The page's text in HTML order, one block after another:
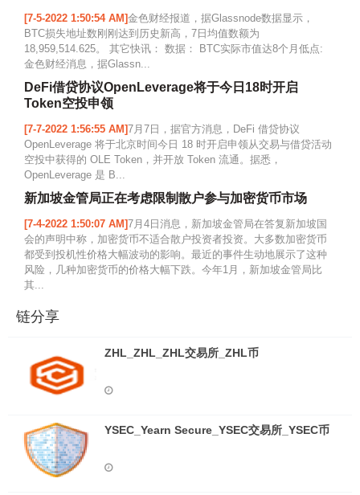
[7-5-2022 1:50:54 AM]金色财经报道，据Glassnode数据显示，
BTC损失地址数刚刚达到历史新高，7日均值数额为
18,959,514.625。 其它快讯： 数据： BTC实际市值达8个月低点:
金色财经消息，据Glassn...
DeFi借贷协议OpenLeverage将于今日18时开启
Token空投申领
[7-7-2022 1:56:55 AM]7月7日，据官方消息，DeFi 借贷协议
OpenLeverage 将于北京时间今日 18 时开启申领从交易与借贷活动
空投中获得的 OLE Token，并开放 Token 流通。据悉，
OpenLeverage 是 B...
新加坡金管局正在考虑限制散户参与加密货币市场
[7-4-2022 1:50:07 AM]7月4日消息，新加坡金管局在答复新加坡国
会的声明中称，加密货币不适合散户投资者投资。大多数加密货币
都受到投机性价格大幅波动的影响。最近的事件生动地展示了这种
风险，几种加密货币的价格大幅下跌。今年1月，新加坡金管局比
其...
链分享
ZHL_ZHL_ZHL交易所_ZHL币
YSEC_Yearn Secure_YSEC交易所_YSEC币